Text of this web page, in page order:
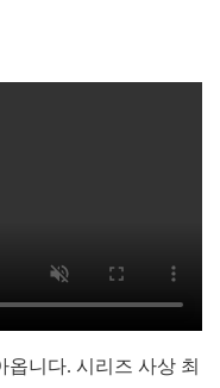
니다. 시리즈 사상 최